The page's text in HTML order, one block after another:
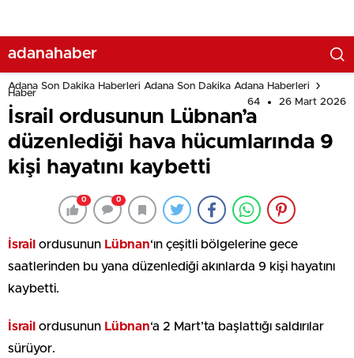
adanahaber
Adana Son Dakika Haberleri Adana Son Dakika Adana Haberleri
Haber
64
26 Mart 2026
İsrail ordusunun Lübnan’a
düzenlediği hava hücumlarında 9
kişi hayatını kaybetti
0 0
İsrail ordusunun Lübnan‘ın çeşitli bölgelerine gece
saatlerinden bu yana düzenlediği akınlarda 9 kişi hayatını
kaybetti.
İsrail ordusunun Lübnan‘a 2 Mart’ta başlattığı saldırılar
sürüyor.